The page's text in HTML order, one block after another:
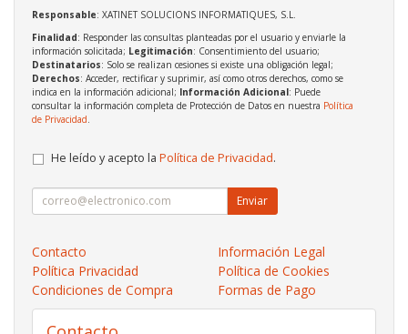
Responsable: XATINET SOLUCIONS INFORMATIQUES, S.L.
Finalidad: Responder las consultas planteadas por el usuario y enviarle la
información solicitada; Legitimación: Consentimiento del usuario;
Destinatarios: Solo se realizan cesiones si existe una obligación legal;
Derechos: Acceder, rectificar y suprimir, así como otros derechos, como se
indica en la información adicional; Información Adicional: Puede
consultar la información completa de Protección de Datos en nuestra Política
de Privacidad
He leído y acepto la Política de Privacidad.
Enviar
Contacto
Información Legal
Política Privacidad
Política de Cookies
Condiciones de Compra
Formas de Pago